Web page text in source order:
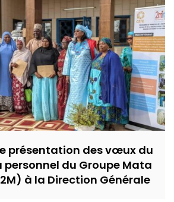
présentation des vœux du
personnel du Groupe Mata
à la Direction Générale